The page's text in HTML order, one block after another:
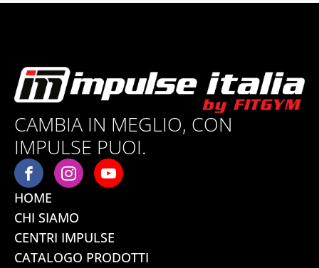
CAMBIA IN MEGLIO, CON
IMPULSE PUOI.
HOME
CHI SIAMO
CENTRI IMPULSE
CATALOGO PRODOTTI